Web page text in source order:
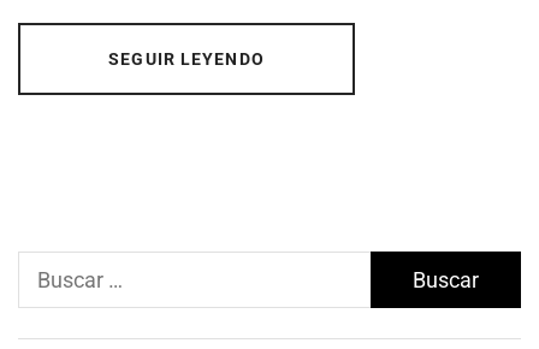
SEGUIR LEYENDO
Buscar: